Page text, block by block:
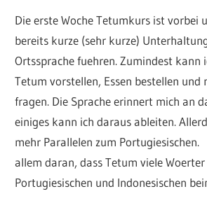
Die erste Woche Tetumkurs ist vorbei
bereits kurze (sehr kurze)
Ortssprache fuehren. Zumindest kann
Tetum vorstellen, Essen bestellen und
fragen. Die Sprache erinnert mich an
einiges kann ich daraus ableiten.
mehr Parallelen zum
allem daran, dass Tetum viele
Portugiesischen und Indonesischen